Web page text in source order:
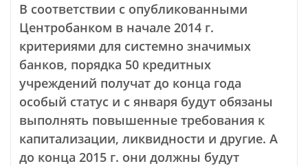
В соответствии с опубликованными
Центробанком в начале 2014 г.
критериями для системно значимых
банков, порядка 50 кредитных
учреждений получат до конца года
особый статус и с января будут обязаны
выполнять повышенные требования к
капитализации, ликвидности и другие. А
до конца 2015 г. они должны будут